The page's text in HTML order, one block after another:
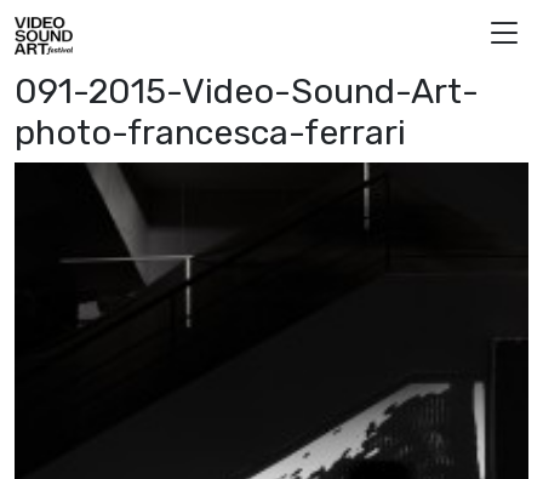
Vai al contenuto
Video Sound Art
091-2015-Video-Sound-Art-
photo-francesca-ferrari